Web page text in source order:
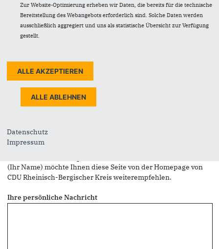
Sie leiten den folgenden Inhalt weiter
Veranstaltung der Senioren-Union zum Bevölkerungsschutz
wird verschoben
(Ihr Name) möchte Ihnen eine Seite von https://www.cdu-
rhein-berg.de/ weiterempfehlen
(Ihr Name) möchte Ihnen diese Seite von der Homepage von
CDU Rheinisch-Bergischer Kreis weiterempfehlen.
Ihre persönliche Nachricht
Zur Website-Optimierung erheben wir Daten, die bereits für die technische
Bereitstellung des Webangebots erforderlich sind. Solche Daten werden
ausschließlich aggregiert und uns als statistische Übersicht zur Verfügung
gestellt.
Datenschutz
Impressum